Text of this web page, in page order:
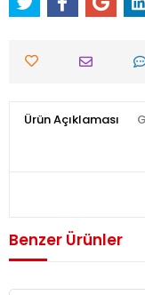
Ürün Açıklaması
Benzer Ürünler